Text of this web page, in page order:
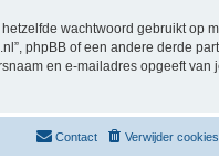
wachtwoord gebruikt op
phpBB of een andere derde
en e-mailadres opgeeft van
Verwijder cookies
Contact